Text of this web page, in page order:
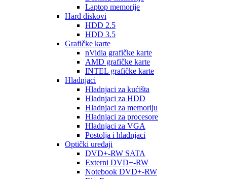
Laptop memorije
Hard diskovi
HDD 2.5
HDD 3.5
Grafičke karte
nVidia grafičke karte
AMD grafičke karte
INTEL grafičke karte
Hladnjaci
Hladnjaci za kućišta
Hladnjaci za HDD
Hladnjaci za memoriju
Hladnjaci za procesore
Hladnjaci za VGA
Postolja i hladnjaci
Optički uređaji
DVD+-RW SATA
Externi DVD+-RW
Notebook DVD+-RW